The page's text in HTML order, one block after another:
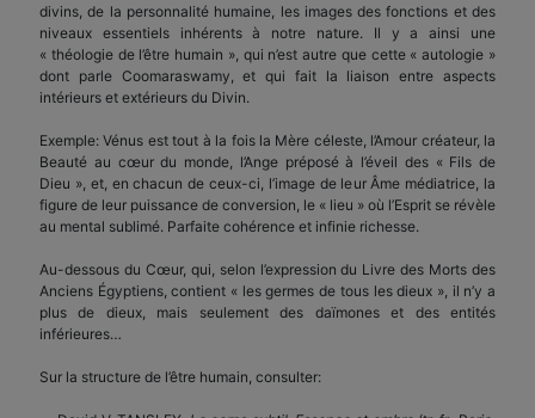
divins, de la personnalité humaine, les images des fonctions et des
niveaux essentiels inhérents à notre nature. Il y a ainsi une
« théologie de l’être humain », qui n’est autre que cette « autologie »
dont parle Coomaraswamy, et qui fait la liaison entre aspects
intérieurs et extérieurs du Divin.
Exemple: Vénus est tout à la fois la Mère céleste, l’Amour créateur, la
Beauté au cœur du monde, l’Ange préposé à l’éveil des « Fils de
Dieu », et, en chacun de ceux-ci, l’image de leur Âme médiatrice, la
figure de leur puissance de conversion, le « lieu » où l’Esprit se révèle
au mental sublimé. Parfaite cohérence et infinie richesse.
Au-dessous du Cœur, qui, selon l’expression du Livre des Morts des
Anciens Égyptiens, contient « les germes de tous les dieux », il n’y a
plus de dieux, mais seulement des daïmones et des entités
inférieures…
Sur la structure de l’être humain, consulter: